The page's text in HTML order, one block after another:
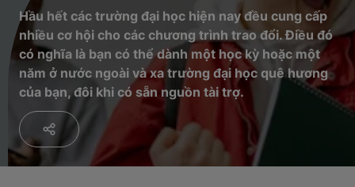
Làm thế nào để nộp hồ sơ?
Sau khi nhận thư mời nhập học
Chuẩn bị lên đường
Hầu hết các trường đại học hiện nay đều cung cấp
nhiều cơ hội cho các chương trình trao đổi. Điều đó
có nghĩa là bạn có thể dành một học kỳ hoặc một
năm ở nước ngoài và xa trường đại học quê hương
của bạn, đôi khi có sẵn nguồn tài trợ.